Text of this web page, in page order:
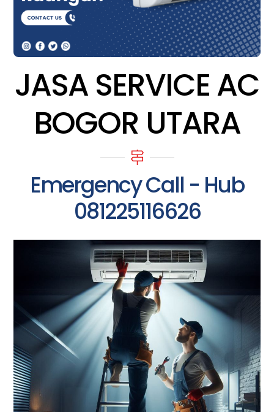
JASA SERVICE AC
BOGOR UTARA
Emergency Call - Hub
081225116626